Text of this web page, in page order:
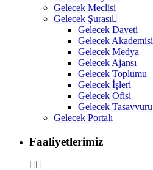
Gelecek Meclisi
Gelecek Şurası
Gelecek Daveti
Gelecek Akademisi
Gelecek Medya
Gelecek Ajansı
Gelecek Toplumu
Gelecek İşleri
Gelecek Ofisi
Gelecek Tasavvuru
Gelecek Portalı
Faaliyetlerimiz